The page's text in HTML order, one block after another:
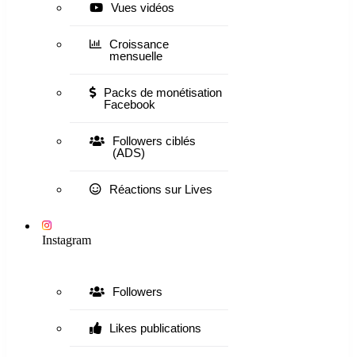
Vues vidéos
Croissance
mensuelle
Packs de monétisation
Facebook
Followers ciblés
(ADS)
Réactions sur Lives
Instagram
Followers
Likes publications